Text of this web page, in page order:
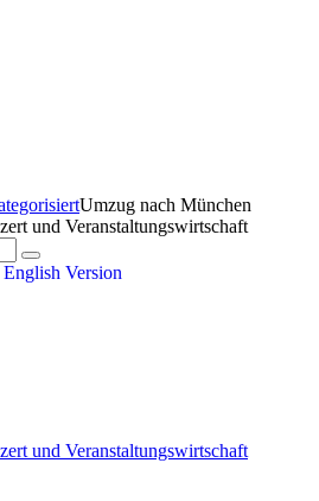
Umzug nach München